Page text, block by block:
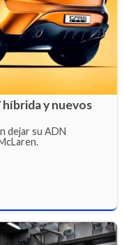
híbrida y nuevos
dejar su ADN